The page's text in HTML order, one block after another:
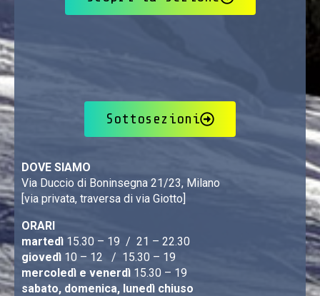
Sottosezioni
DOVE SIAMO
Via Duccio di Boninsegna 21/23, Milano
[via privata, traversa di via Giotto]
ORARI
martedì 15.30 – 19 / 21 – 22.30
giovedì 10 – 12 / 15.30 – 19
mercoledì e venerdì 15.30 – 19
sabato, domenica, lunedì chiuso